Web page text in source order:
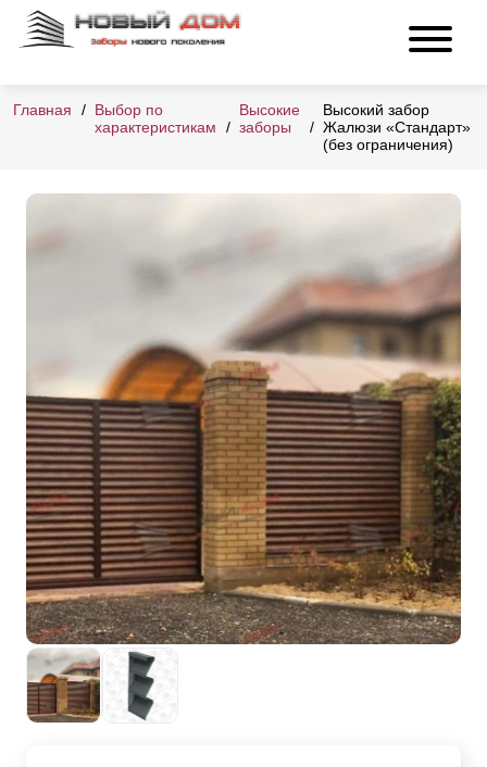
Главная
Выбор по
характеристикам
Высокие
заборы
Высокий забор
Жалюзи «Стандарт»
(без ограничения)